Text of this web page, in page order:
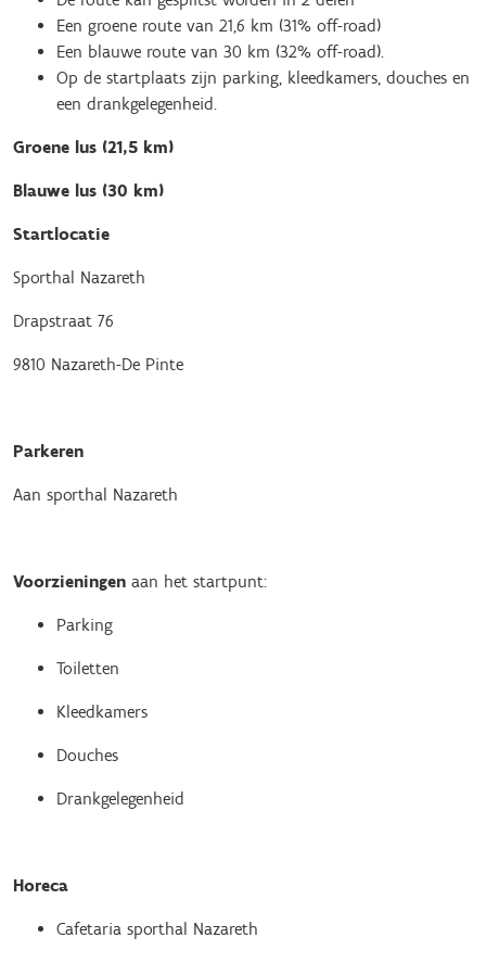
Een groene route van 21,6 km (31% off-road)
Een blauwe route van 30 km (32% off-road).
Op de startplaats zijn parking, kleedkamers, douches en
een drankgelegenheid.
Groene lus (21,5 km)
Blauwe lus (30 km)
Startlocatie
Sporthal Nazareth
Drapstraat 76
9810 Nazareth-De Pinte
Parkeren
Aan sporthal Nazareth
Voorzieningen aan het startpunt:
Parking
Toiletten
Kleedkamers
Douches
Drankgelegenheid
Horeca
Cafetaria sporthal Nazareth